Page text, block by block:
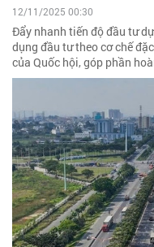
12/11/2025 00:30
Đẩy nhanh tiến độ đầu tư
dụng đầu tư theo cơ chế
của Quốc hội, góp phần